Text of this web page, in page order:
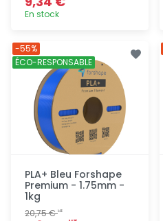
En stock
rapide
PLA+ Bleu Forshape
Premium - 1.75mm -
1kg
20,75 €HT
-55%
ÉCO-RESPONSABLE